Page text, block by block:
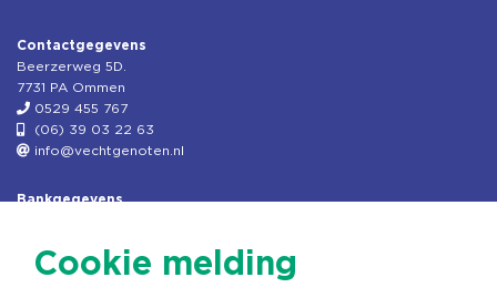
Contactgegevens
Beerzerweg 5D.
7731 PA Ommen
0529 455 767
(06) 39 03 22 63
info@vechtgenoten.nl
Bankgegevens
Rek.nr: NL85RABO0127579230
Cookie melding